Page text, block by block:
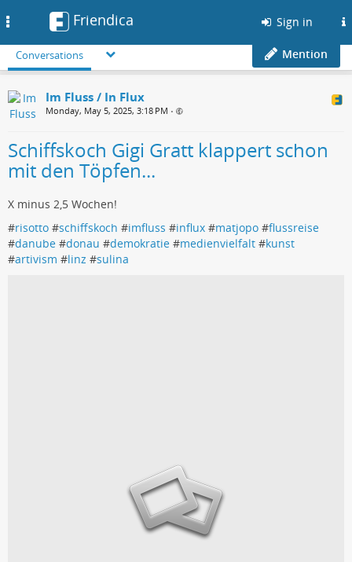
Friendica Sign in
Conversations Mention
Im Fluss / In Flux
Monday, May 5, 2025, 3:18 PM •
Schiffskoch Gigi Gratt klappert schon
mit den Töpfen...
X minus 2,5 Wochen!
#risotto #schiffskoch #imfluss #influx #matjopo #flussreise
#danube #donau #demokratie #medienvielfalt #kunst
#artivism #linz #sulina